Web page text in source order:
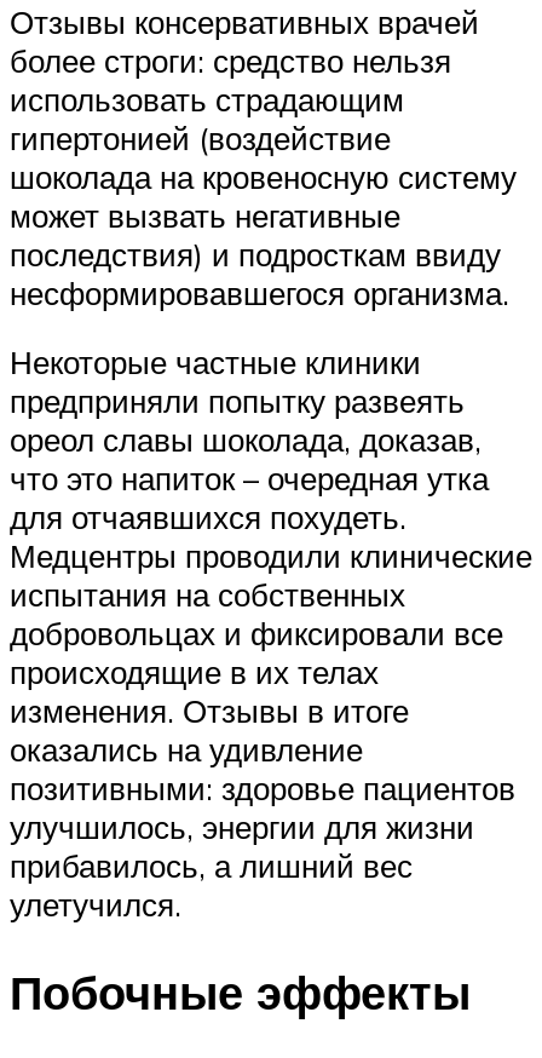
Отзывы консервативных врачей
более строги: средство нельзя
использовать страдающим
гипертонией (воздействие
шоколада на кровеносную систему
может вызвать негативные
последствия) и подросткам ввиду
несформировавшегося организма.
Некоторые частные клиники
предприняли попытку развеять
ореол славы шоколада, доказав,
что это напиток – очередная утка
для отчаявшихся похудеть.
Медцентры проводили клинические
испытания на собственных
добровольцах и фиксировали все
происходящие в их телах
изменения. Отзывы в итоге
оказались на удивление
позитивными: здоровье пациентов
улучшилось, энергии для жизни
прибавилось, а лишний вес
улетучился.
Побочные эффекты